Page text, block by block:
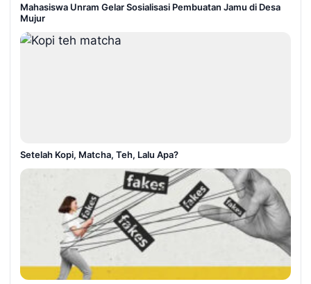
Mahasiswa Unram Gelar Sosialisasi Pembuatan Jamu di Desa
Mujur
Setelah Kopi, Matcha, Teh, Lalu Apa?